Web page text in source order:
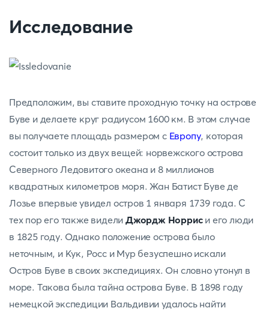
Исследование
Предположим, вы ставите проходную точку на острове
Буве и делаете круг радиусом 1600 км. В этом случае
вы получаете площадь размером с Европу, которая
состоит только из двух вещей: норвежского острова
Северного Ледовитого океана и 8 миллионов
квадратных километров моря. Жан Батист Буве де
Лозье впервые увидел остров 1 января 1739 года. С
тех пор его также виделиДжордж Норриси его люди
в 1825 году. Однако положение острова было
неточным, и Кук, Росс и Мур безуспешно искали
Остров Буве в своих экспедициях. Он словно утонул в
море. Такова была тайна острова Буве. В 1898 году
немецкой экспедиции Вальдивии удалось найти